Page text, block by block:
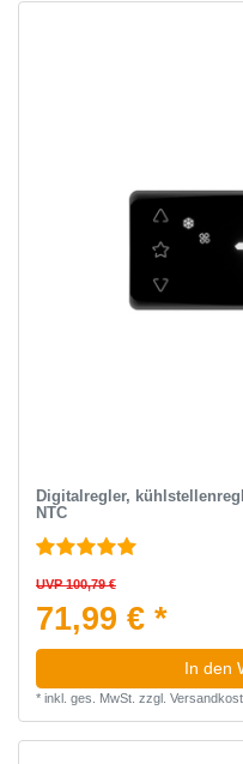
Digitalregler,
NTC
UVP 100,79 €
71,99 € *
In den
* inkl. ges. MwSt. zzgl.